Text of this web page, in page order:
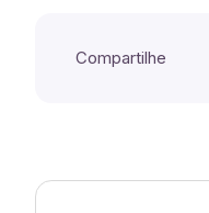
Compartilhe